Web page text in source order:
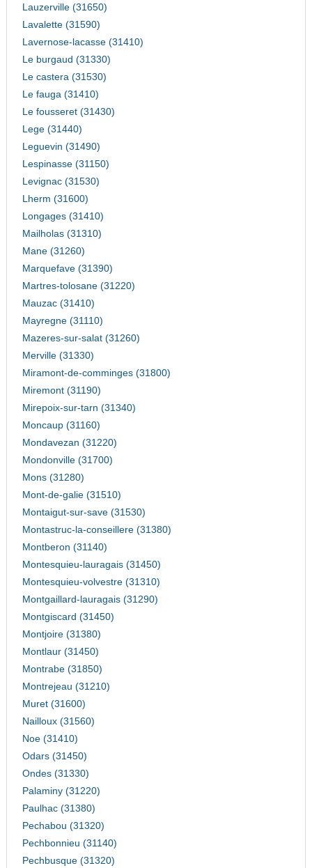
Lauzerville (31650)
Lavalette (31590)
Lavernose-lacasse (31410)
Le burgaud (31330)
Le castera (31530)
Le fauga (31410)
Le fousseret (31430)
Lege (31440)
Leguevin (31490)
Lespinasse (31150)
Levignac (31530)
Lherm (31600)
Longages (31410)
Mailholas (31310)
Mane (31260)
Marquefave (31390)
Martres-tolosane (31220)
Mauzac (31410)
Mayregne (31110)
Mazeres-sur-salat (31260)
Merville (31330)
Miramont-de-comminges (31800)
Miremont (31190)
Mirepoix-sur-tarn (31340)
Moncaup (31160)
Mondavezan (31220)
Mondonville (31700)
Mons (31280)
Mont-de-galie (31510)
Montaigut-sur-save (31530)
Montastruc-la-conseillere (31380)
Montberon (31140)
Montesquieu-lauragais (31450)
Montesquieu-volvestre (31310)
Montgaillard-lauragais (31290)
Montgiscard (31450)
Montjoire (31380)
Montlaur (31450)
Montrabe (31850)
Montrejeau (31210)
Muret (31600)
Nailloux (31560)
Noe (31410)
Odars (31450)
Ondes (31330)
Palaminy (31220)
Paulhac (31380)
Pechabou (31320)
Pechbonnieu (31140)
Pechbusque (31320)